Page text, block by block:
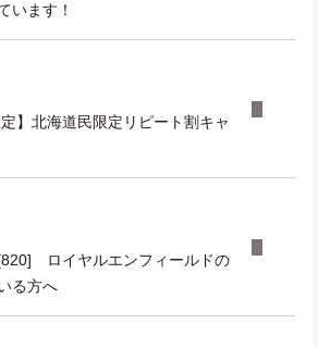
います！
】北海道民限定リピート割キャ
ロイヤルエンフィールドの
る方へ